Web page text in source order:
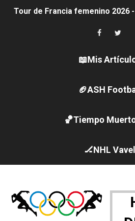
Tour de Francia femenino 2026 -
Women's Pro Baseball League
Canadá Open 2026
Canadian Elite Basketball
EFA y AFLE 2026 - Regular
📖Mis
🏈ASH
🏀Tiempo
🏒NHL Vavel